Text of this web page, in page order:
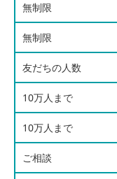
無制限
無制限
友だちの人数
10万人まで
10万人まで
ご相談